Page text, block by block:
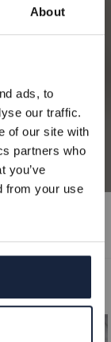
About
ads, to
our traffic.
of our site with
partners who
you’ve
from your use
på vårt
och de